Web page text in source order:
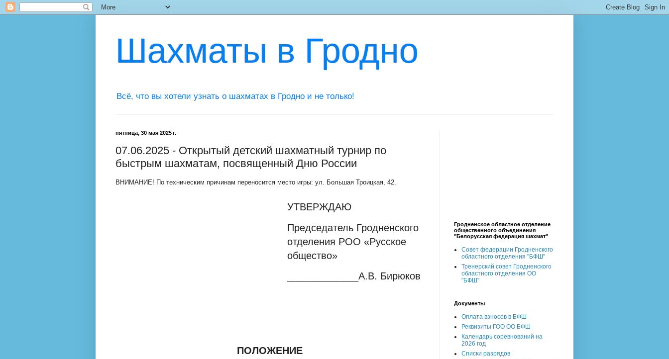
Шахматы в Гродно
Всё, что вы хотели узнать о шахматах в Гродно и не только!
пятница, 30 мая 2025 г.
07.06.2025 - Открытый детский шахматный турнир по
быстрым шахматам, посвященный Дню России
ВНИМАНИЕ! По техническим причинам переносится место игры: ул. Большая Троицкая, 42.
УТВЕРЖДАЮ
Председатель Гродненского
отделения РОО «Русское
общество»
_____________А.В. Бирюков
ПОЛОЖЕНИЕ
Гродненское областное отделение
общественного объединения
"Белорусская федерация шахмат"
Совет федерации Гродненского
областного отделения "БФШ"
Тренерский совет Гродненского
областного отделения ОО
"БФШ"
Документы
Оплата взносов в БФШ
Реквизиты ГОО ОО БФШ
Календарь соревнований на
2026 год
Списки разрядов